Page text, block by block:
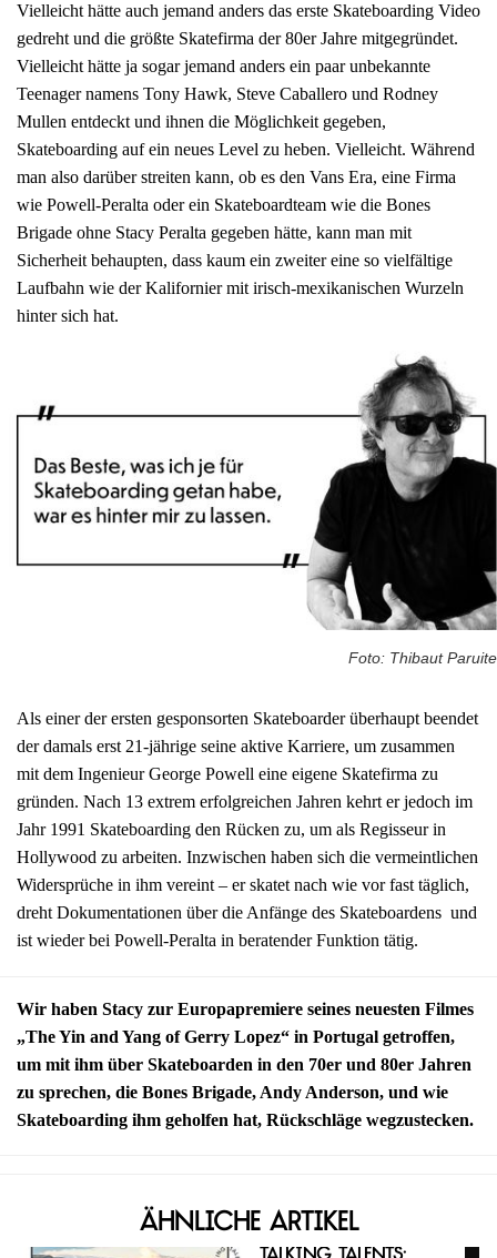
Vielleicht hätte auch jemand anders das erste Skateboarding Video
gedreht und die größte Skatefirma der 80er Jahre mitgegründet.
Vielleicht hätte ja sogar jemand anders ein paar unbekannte
Teenager namens Tony Hawk, Steve Caballero und Rodney
Mullen entdeckt und ihnen die Möglichkeit gegeben,
Skateboarding auf ein neues Level zu heben. Vielleicht. Während
man also darüber streiten kann, ob es den Vans Era, eine Firma
wie Powell-Peralta oder ein Skateboardteam wie die Bones
Brigade ohne Stacy Peralta gegeben hätte, kann man mit
Sicherheit behaupten, dass kaum ein zweiter eine so vielfältige
Laufbahn wie der Kalifornier mit irisch-mexikanischen Wurzeln
hinter sich hat.
Foto: Thibaut Paruite
Als einer der ersten gesponsorten Skateboarder überhaupt beendet
der damals erst 21-jährige seine aktive Karriere, um zusammen
mit dem Ingenieur George Powell eine eigene Skatefirma zu
gründen. Nach 13 extrem erfolgreichen Jahren kehrt er jedoch im
Jahr 1991 Skateboarding den Rücken zu, um als Regisseur in
Hollywood zu arbeiten. Inzwischen haben sich die vermeintlichen
Widersprüche in ihm vereint – er skatet nach wie vor fast täglich,
dreht Dokumentationen über die Anfänge des Skateboardens und
ist wieder bei Powell-Peralta in beratender Funktion tätig.
Wir haben Stacy zur Europapremiere seines neuesten Filmes
„The Yin and Yang of Gerry Lopez“ in Portugal getroffen,
um mit ihm über Skateboarden in den 70er und 80er Jahren
zu sprechen, die Bones Brigade, Andy Anderson, und wie
Skateboarding ihm geholfen hat, Rückschläge wegzustecken.
Ähnliche Artikel